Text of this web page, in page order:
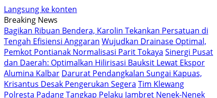
Langsung ke konten
Breaking News
Bagikan Ribuan Bendera, Karolin Tekankan Persatuan di
Tengah Efisiensi Anggaran Wujudkan Drainase Optimal,
Pemkot Pontianak Normalisasi Parit Tokaya Sinergi Pusat
dan Daerah: Optimalkan Hilirisasi Bauksit Lewat Ekspor
Alumina Kalbar Darurat Pendangkalan Sungai Kapuas,
Krisantus Desak Pengerukan Segera Tim Klewang
Polresta Padang Tangkap Pelaku Jambret Nenek-Nenek